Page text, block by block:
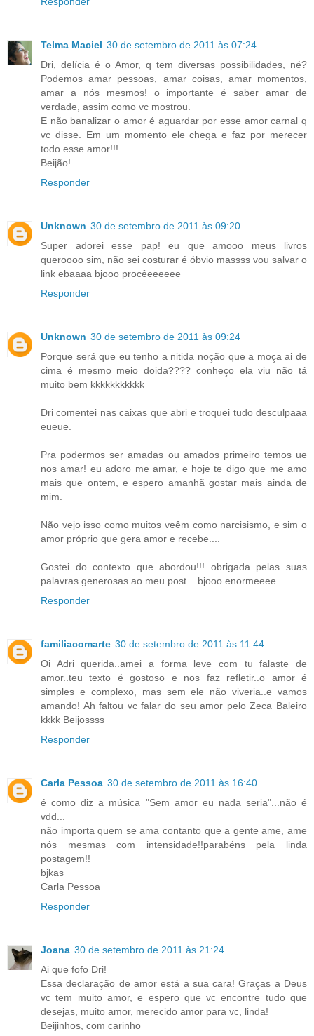
Telma Maciel 30 de setembro de 2011 às 07:24
Dri, delícia é o Amor, q tem diversas possibilidades, né?
Podemos amar pessoas, amar coisas, amar momentos,
amar a nós mesmos! o importante é saber amar de
verdade, assim como vc mostrou.
E não banalizar o amor é aguardar por esse amor carnal q
vc disse. Em um momento ele chega e faz por merecer
todo esse amor!!!
Beijão!
Responder
Unknown 30 de setembro de 2011 às 09:20
Super adorei esse pap! eu que amooo meus livros
queroooo sim, não sei costurar é óbvio massss vou salvar o
link ebaaaa bjooo procêeeeeee
Responder
Unknown 30 de setembro de 2011 às 09:24
Porque será que eu tenho a nitida noção que a moça ai de
cima é mesmo meio doida???? conheço ela viu não tá
muito bem kkkkkkkkkkk
Dri comentei nas caixas que abri e troquei tudo desculpaaa
eueue.
Pra podermos ser amadas ou amados primeiro temos ue
nos amar! eu adoro me amar, e hoje te digo que me amo
mais que ontem, e espero amanhã gostar mais ainda de
mim.
Não vejo isso como muitos veêm como narcisismo, e sim o
amor próprio que gera amor e recebe....
Gostei do contexto que abordou!!! obrigada pelas suas
palavras generosas ao meu post... bjooo enormeeee
Responder
familiacomarte 30 de setembro de 2011 às 11:44
Oi Adri querida..amei a forma leve com tu falaste de
amor..teu texto é gostoso e nos faz refletir..o amor é
simples e complexo, mas sem ele não viveria..e vamos
amando! Ah faltou vc falar do seu amor pelo Zeca Baleiro
kkkk Beijossss
Responder
Carla Pessoa 30 de setembro de 2011 às 16:40
é como diz a música "Sem amor eu nada seria"...não é
vdd...
não importa quem se ama contanto que a gente ame, ame
nós mesmas com intensidade!!parabéns pela linda
postagem!!
bjkas
Carla Pessoa
Responder
Joana 30 de setembro de 2011 às 21:24
Ai que fofo Dri!
Essa declaração de amor está a sua cara! Graças a Deus
vc tem muito amor, e espero que vc encontre tudo que
desejas, muito amor, merecido amor para vc, linda!
Beijinhos, com carinho